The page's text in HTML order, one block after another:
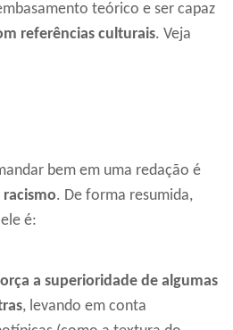
teórico e ser capaz
referências culturais. Veja
bem em uma redação é
. De forma resumida,
é:
a superioridade de algumas
, levando em conta